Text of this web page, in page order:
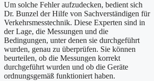
Um solche Fehler aufzudecken, bedient sich
Dr. Bunzel der Hilfe von Sachverständigen für
Verkehrsmesstechnik. Diese Experten sind in
der Lage, die Messungen und die
Bedingungen, unter denen sie durchgeführt
wurden, genau zu überprüfen. Sie können
beurteilen, ob die Messungen korrekt
durchgeführt wurden und ob die Geräte
ordnungsgemäß funktioniert haben.